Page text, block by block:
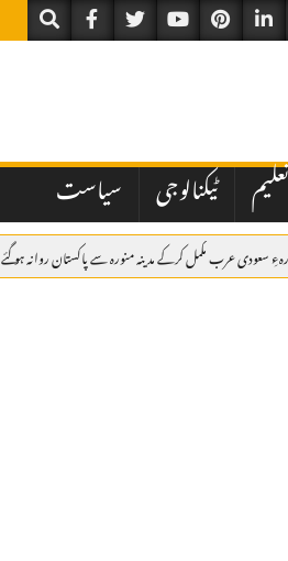
تعلیم ٹیکنالوجی سیاست
سعودی عرب مکمل کرکے مدینہ منورہ سے پاکستان روانہ ہو گئے